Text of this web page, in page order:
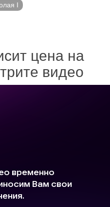
I
цена на
видео